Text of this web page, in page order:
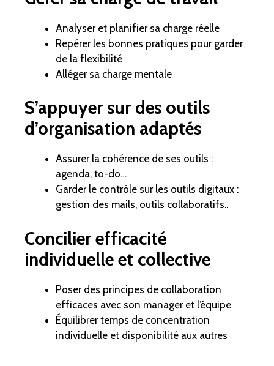
Analyser et planifier sa charge réelle
Repérer les bonnes pratiques pour garder
de la flexibilité
Alléger sa charge mentale
S’appuyer sur des outils
d’organisation adaptés
Assurer la cohérence de ses outils :
agenda, to-do…
Garder le contrôle sur les outils digitaux :
gestion des mails, outils collaboratifs..
Concilier efficacité
individuelle et collective
Poser des principes de collaboration
efficaces avec son manager et l’équipe
Équilibrer temps de concentration
individuelle et disponibilité aux autres